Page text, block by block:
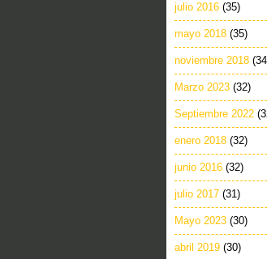
julio 2016 (35)
mayo 2018 (35)
noviembre 2018
Marzo 2023 (32)
Septiembre 2022
enero 2018 (32)
junio 2016 (32)
julio 2017 (31)
Mayo 2023 (30)
abril 2019 (30)